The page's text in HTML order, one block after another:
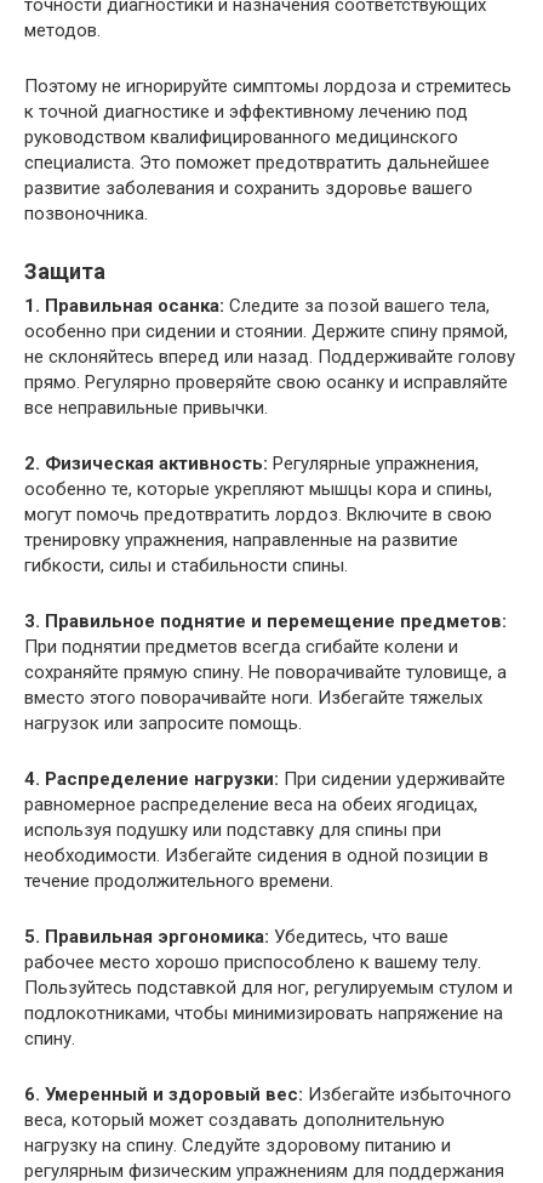
точности диагностики и назначения соответствующих
методов.
Поэтому не игнорируйте симптомы лордоза и стремитесь
к точной диагностике и эффективному лечению под
руководством квалифицированного медицинского
специалиста. Это поможет предотвратить дальнейшее
развитие заболевания и сохранить здоровье вашего
позвоночника.
Защита
1. Правильная осанка: Следите за позой вашего тела,
особенно при сидении и стоянии. Держите спину прямой,
не склоняйтесь вперед или назад. Поддерживайте голову
прямо. Регулярно проверяйте свою осанку и исправляйте
все неправильные привычки.
2. Физическая активность: Регулярные упражнения,
особенно те, которые укрепляют мышцы кора и спины,
могут помочь предотвратить лордоз. Включите в свою
тренировку упражнения, направленные на развитие
гибкости, силы и стабильности спины.
3. Правильное поднятие и перемещение предметов:
При поднятии предметов всегда сгибайте колени и
сохраняйте прямую спину. Не поворачивайте туловище, а
вместо этого поворачивайте ноги. Избегайте тяжелых
нагрузок или запросите помощь.
4. Распределение нагрузки: При сидении удерживайте
равномерное распределение веса на обеих ягодицах,
используя подушку или подставку для спины при
необходимости. Избегайте сидения в одной позиции в
течение продолжительного времени.
5. Правильная эргономика: Убедитесь, что ваше
рабочее место хорошо приспособлено к вашему телу.
Пользуйтесь подставкой для ног, регулируемым стулом и
подлокотниками, чтобы минимизировать напряжение на
спину.
6. Умеренный и здоровый вес: Избегайте избыточного
веса, который может создавать дополнительную
нагрузку на спину. Следуйте здоровому питанию и
регулярным физическим упражнениям для поддержания